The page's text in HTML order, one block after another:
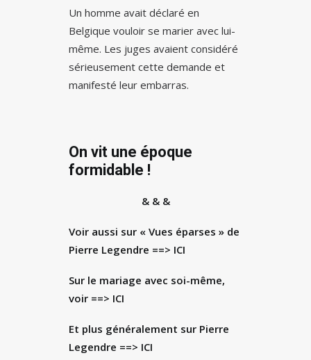
Un homme avait déclaré en
Belgique vouloir se marier avec lui-
même. Les juges avaient considéré
sérieusement cette demande et
manifesté leur embarras.
On vit une époque
formidable !
& & &
Voir aussi sur « Vues éparses » de
Pierre Legendre ==> ICI
Sur le mariage avec soi-même,
voir ==> ICI
Et plus généralement sur Pierre
Legendre ==> ICI